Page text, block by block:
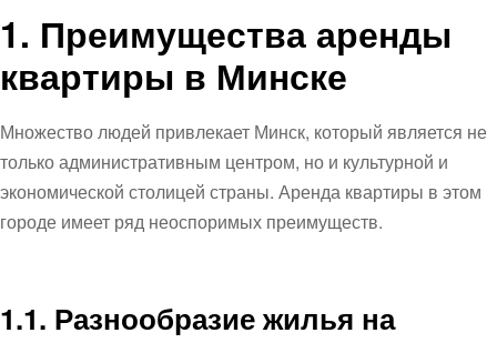
1. Преимущества аренды
квартиры в Минске
Множество людей привлекает Минск, который является не
только административным центром, но и культурной и
экономической столицей страны. Аренда квартиры в этом
городе имеет ряд неоспоримых преимуществ.
1.1. Разнообразие жилья на